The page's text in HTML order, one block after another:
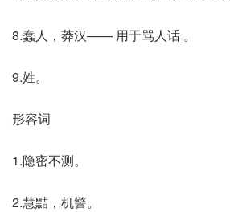
8.蠢人，莽汉—— 用于骂人话 。
9.姓。
形容词
1.隐密不测。
2.慧黠，机警。